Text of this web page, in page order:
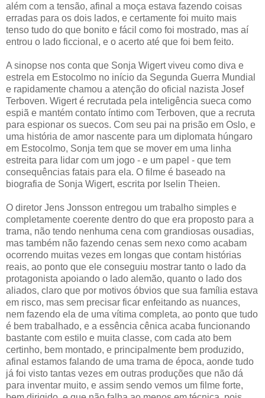
além com a tensão, afinal a moça estava fazendo coisas
erradas para os dois lados, e certamente foi muito mais
tenso tudo do que bonito e fácil como foi mostrado, mas aí
entrou o lado ficcional, e o acerto até que foi bem feito.
A sinopse nos conta que Sonja Wigert viveu como diva e
estrela em Estocolmo no início da Segunda Guerra Mundial
e rapidamente chamou a atenção do oficial nazista Josef
Terboven. Wigert é recrutada pela inteligência sueca como
espiã e mantém contato íntimo com Terboven, que a recruta
para espionar os suecos. Com seu pai na prisão em Oslo, e
uma história de amor nascente para um diplomata húngaro
em Estocolmo, Sonja tem que se mover em uma linha
estreita para lidar com um jogo - e um papel - que tem
consequências fatais para ela. O filme é baseado na
biografia de Sonja Wigert, escrita por Iselin Theien.
O diretor Jens Jonsson entregou um trabalho simples e
completamente coerente dentro do que era proposto para a
trama, não tendo nenhuma cena com grandiosas ousadias,
mas também não fazendo cenas sem nexo como acabam
ocorrendo muitas vezes em longas que contam histórias
reais, ao ponto que ele conseguiu mostrar tanto o lado da
protagonista apoiando o lado alemão, quanto o lado dos
aliados, claro que por motivos óbvios que sua família estava
em risco, mas sem precisar ficar enfeitando as nuances,
nem fazendo ela de uma vítima completa, ao ponto que tudo
é bem trabalhado, e a essência cênica acaba funcionando
bastante com estilo e muita classe, com cada ato bem
certinho, bem montado, e principalmente bem produzido,
afinal estamos falando de uma trama de época, aonde tudo
já foi visto tantas vezes em outras produções que não dá
para inventar muito, e assim sendo vemos um filme forte,